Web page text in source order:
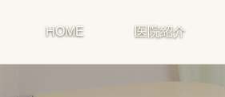
HOME 医院紹介